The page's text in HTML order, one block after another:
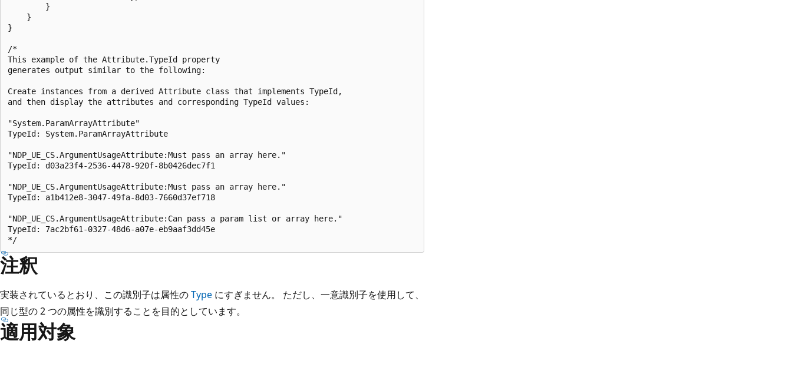
        }
    }
}
/*
This example of the Attribute.TypeId property
generates output similar to the following:
Create instances from a derived Attribute class that implements TypeId,
and then display the attributes and corresponding TypeId values:
"System.ParamArrayAttribute"
TypeId: System.ParamArrayAttribute
"NDP_UE_CS.ArgumentUsageAttribute:Must pass an array here."
TypeId: d03a23f4-2536-4478-920f-8b0426dec7f1
"NDP_UE_CS.ArgumentUsageAttribute:Must pass an array here."
TypeId: a1b412e8-3047-49fa-8d03-7660d37ef718
"NDP_UE_CS.ArgumentUsageAttribute:Can pass a param list or array here."
TypeId: 7ac2bf61-0327-48d6-a07e-eb9aaf3dd45e
注釈
実装されているとおり、この識別子は属性のType にすぎません。 ただし、一意識別子を使用して、
同じ型の 2 つの属性を識別することを目的としています。
適用対象